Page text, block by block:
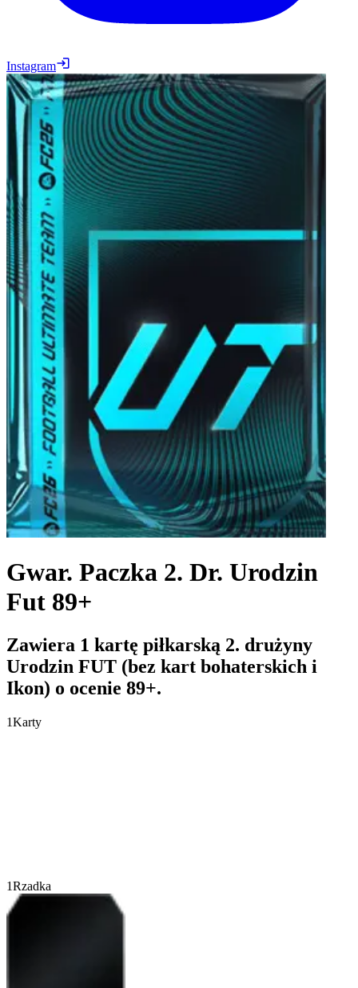
Instagram
Gwar. Paczka 2. Dr. Urodzin
Fut 89+
Zawiera 1 kartę piłkarską 2. drużyny
Urodzin FUT (bez kart bohaterskich i
Ikon) o ocenie 89+.
1Karty
1Rzadka